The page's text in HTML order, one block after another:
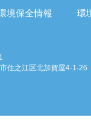
境保全情報 環
住之江区北加賀屋4-1-26